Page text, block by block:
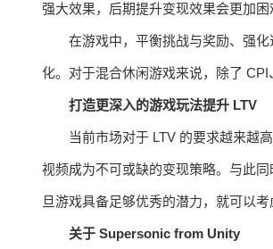
强大效果，后期提升变现效果会更加困
在游戏中，平衡挑战与奖励、强
化。对于混合休闲游戏来说，除了
打造更深入的游戏玩法提升 LTV
当前市场对于 LTV 的要求越来越
视频成为不可或缺的变现策略。与此
旦游戏具备足够优秀的潜力，就可以
关于 Supersonic from Unity